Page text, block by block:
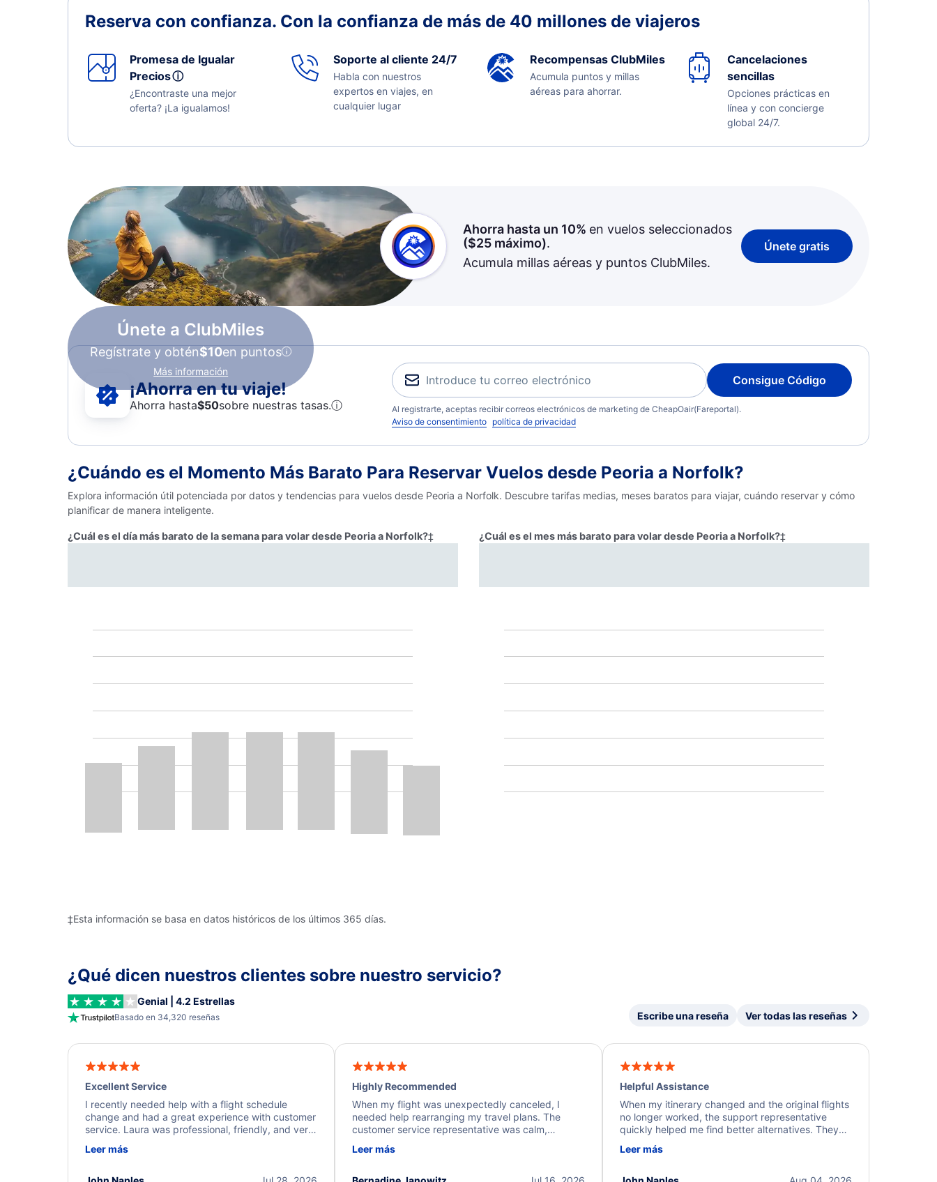
Reserva con confianza. Con la confianza de más de 40 millones de viajeros
Promesa de Igualar
Preciosⓘ
¿Encontraste una mejor
oferta? ¡La igualamos!
Soporte al cliente 24/7
Habla con nuestros
expertos en viajes, en
cualquier lugar
Recompensas ClubMiles
Acumula puntos y millas
aéreas para ahorrar.
Cancelaciones
sencillas
Opciones prácticas en
línea y con concierge
global 24/7.
Únete a ClubMiles
Regístrate y obtén$10en puntos
Más información
Ahorra hasta un 10% en vuelos seleccionados
($25máximo).
Acumula millas aéreas y puntos ClubMiles.
Únete gratis
¡Ahorra en tu viaje!
Ahorra hasta$50sobre nuestras tasas.ⓘ
Consigue Código
Al registrarte, aceptas recibir correos electrónicos de marketing de CheapOair(Fareportal).
Aviso de consentimiento política de privacidad
¿Cuándo es el Momento Más Barato Para Reservar Vuelos desde Peoria a Norfolk?
Explora información útil potenciada por datos y tendencias para vuelos desde Peoria a Norfolk. Descubre tarifas medias, meses baratos para viajar, cuándo reservar y cómo
planificar de manera inteligente.
¿Cuál es el día más barato de la semana para volar desde Peoria a Norfolk?‡ ¿Cuál es el mes más barato para volar desde Peoria a Norfolk?‡
‡Esta información se basa en datos históricos de los últimos 365 días.
¿Qué dicen nuestros clientes sobre nuestro servicio?
Genial | 4.2 Estrellas
Basado en 34,320 reseñas Escribe una reseña Ver todas las reseñas
Excellent Service
I recently needed help with a flight schedule
change and had a great experience with customer
service. Laura was professional, friendly, and very
a solution and kept me informed of the next steps.
Leer más
Highly Recommended
When my flight was unexpectedly canceled, I
needed help rearranging my travel plans. The
customer service representative was calm,
process. They quickly found alternative flight
I truly appreciate the excellent support and
Leer más
Helpful Assistance
When my itinerary changed and the original flights
no longer worked, the support representative
quickly helped me find better alternatives. They
beyond to resolve the issue. I'm grateful for the
Leer más